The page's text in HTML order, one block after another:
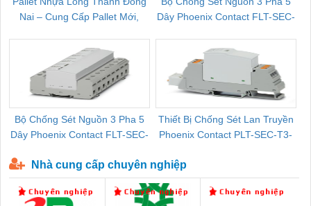
Nai – Cung Cấp Pallet Mới,
Dây Phoenix Contact FLT-SEC-
Bộ Chống Sét Nguồn 3 Pha 5
Dây Phoenix Contact FLT-SEC-
Thiết Bị Chống Sét Lan Truyền
Phoenix Contact PLT-SEC-T3-
Nhà cung cấp chuyên nghiệp